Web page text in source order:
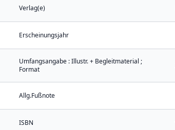
Verlag(e)
Erscheinungsjahr
Umfangsangabe : Illustr. + Begleitmaterial ;
Format
Allg.Fußnote
ISBN